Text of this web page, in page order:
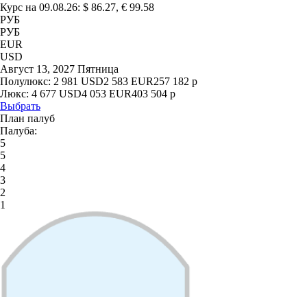
Курс на 09.08.26: $ 86.27, € 99.58
РУБ
РУБ
EUR
USD
Август 13, 2027 Пятница
Полулюкс: 2 981 USD2 583 EUR257 182 р
Люкс: 4 677 USD4 053 EUR403 504 р
Выбрать
План палуб
Палуба:
5
5
4
3
2
1